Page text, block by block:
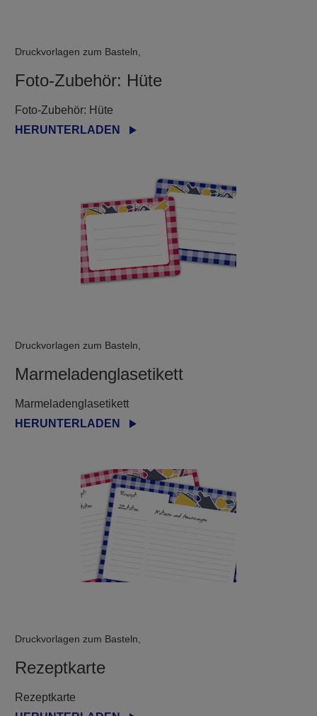
Druckvorlagen zum Basteln,
Foto-Zubehör: Hüte
Foto-Zubehör: Hüte
HERUNTERLADEN
Druckvorlagen zum Basteln,
Marmeladenglasetikett
Marmeladenglasetikett
HERUNTERLADEN
Druckvorlagen zum Basteln,
Rezeptkarte
Rezeptkarte